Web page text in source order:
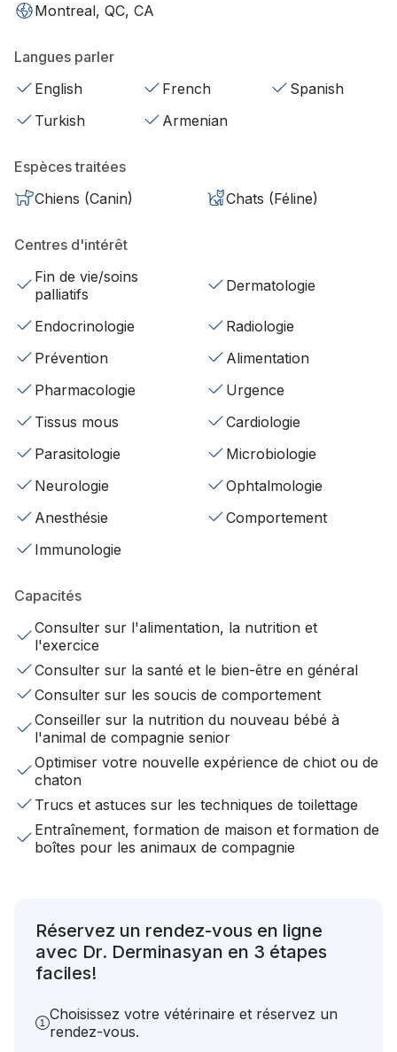
Montreal, QC, CA
Langues parler
English
French
Spanish
Turkish
Armenian
Espèces traitées
Chiens (Canin)
Chats (Féline)
Centres d'intérêt
Fin de vie/soins
palliatifs
Dermatologie
Endocrinologie
Radiologie
Prévention
Alimentation
Pharmacologie
Urgence
Tissus mous
Cardiologie
Parasitologie
Microbiologie
Neurologie
Ophtalmologie
Anesthésie
Comportement
Immunologie
Capacités
Consulter sur l'alimentation, la nutrition et
l'exercice
Consulter sur la santé et le bien-être en général
Consulter sur les soucis de comportement
Conseiller sur la nutrition du nouveau bébé à
l'animal de compagnie senior
Optimiser votre nouvelle expérience de chiot ou de
chaton
Trucs et astuces sur les techniques de toilettage
Entraînement, formation de maison et formation de
boîtes pour les animaux de compagnie
Réservez un rendez-vous en ligne
avec Dr. Derminasyan en 3 étapes
faciles!
Choisissez votre vétérinaire et réservez un
rendez-vous.